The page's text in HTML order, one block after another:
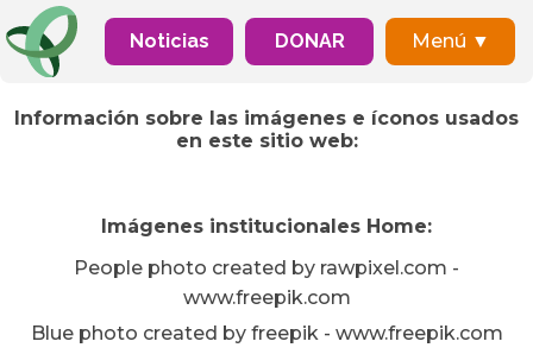
Noticias DONAR Menú ▼
Información sobre las imágenes e íconos usados
en este sitio web:
Imágenes institucionales Home:
People photo created by rawpixel.com -
www.freepik.com
Blue photo created by freepik - www.freepik.com